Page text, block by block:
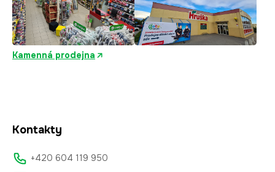
Kamenná prodejna
Kontakty
+420 604 119 950